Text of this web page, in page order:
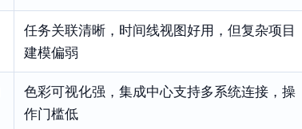
任务关联清晰，时间线视图好用，但复杂项目
建模偏弱
色彩可视化强，集成中心支持多系统连接，操
作门槛低